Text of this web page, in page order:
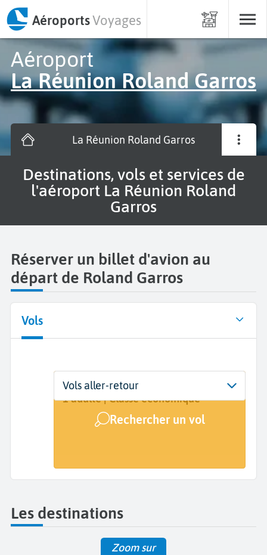
AéroportsVoyages
Aéroport
La Réunion Roland Garros
La Réunion Roland Garros
Destinations, vols et services de
l'aéroport La Réunion Roland
Garros
Réserver un billet d'avion au
départ de Roland Garros
Vols
Départ
La Réunion Roland Garros (RUN)
Dates
Dates de votre voyage
Voyageurs | Classe
1 adulte | Classe économique
Rechercher un vol
Vols aller-retour
Les destinations
Zoom sur